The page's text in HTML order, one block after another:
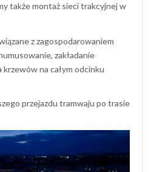
także montaż sieci trakcyjnej w
z zagospodarowaniem
zakładanie
na całym odcinku
przejazdu tramwaju po trasie